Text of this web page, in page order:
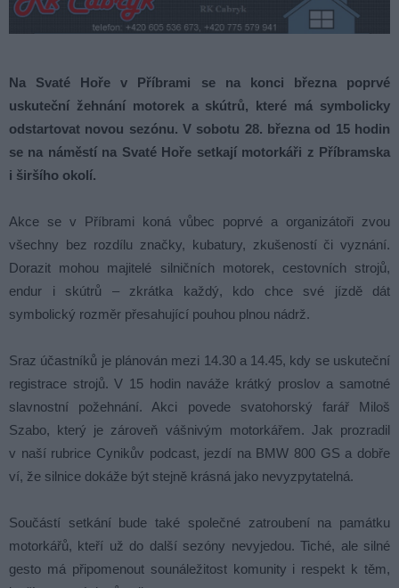
Na Svaté Hoře v Příbrami se na konci března poprvé
uskuteční žehnání motorek a skútrů, které má symbolicky
odstartovat novou sezónu. V sobotu 28. března od 15 hodin
se na náměstí na Svaté Hoře setkají motorkáři z Příbramska
i širšího okolí.
Akce se v Příbrami koná vůbec poprvé a organizátoři zvou
všechny bez rozdílu značky, kubatury, zkušeností či vyznání.
Dorazit mohou majitelé silničních motorek, cestovních strojů,
endur i skútrů – zkrátka každý, kdo chce své jízdě dát
symbolický rozměr přesahující pouhou plnou nádrž.
Sraz účastníků je plánován mezi 14.30 a 14.45, kdy se uskuteční
registrace strojů. V 15 hodin naváže krátký proslov a samotné
slavnostní požehnání. Akci povede svatohorský farář Miloš
Szabo, který je zároveň vášnivým motorkářem. Jak prozradil
v naší rubrice Cynikův podcast, jezdí na BMW 800 GS a dobře
ví, že silnice dokáže být stejně krásná jako nevyzpytatelná.
Součástí setkání bude také společné zatroubení na památku
motorkářů, kteří už do další sezóny nevyjedou. Tiché, ale silné
gesto má připomenout sounáležitost komunity i respekt k těm,